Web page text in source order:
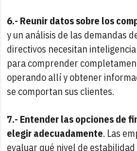
6.- Reunir datos sobre los
y un análisis de las demandas
directivos necesitan
para comprender
operando allí y obtener
se comportan sus clientes.
7.- Entender las opciones de
elegir adecuadamente. Las
evaluar qué nivel de